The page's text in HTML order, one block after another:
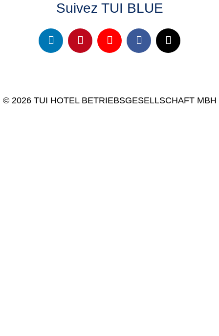
Suivez TUI BLUE
© 2026 TUI HOTEL BETRIEBSGESELLSCHAFT MBH